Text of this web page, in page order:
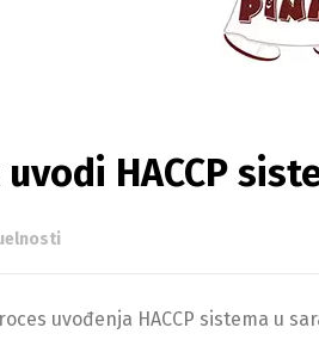
HACCP
uvođenja HACCP sistema u